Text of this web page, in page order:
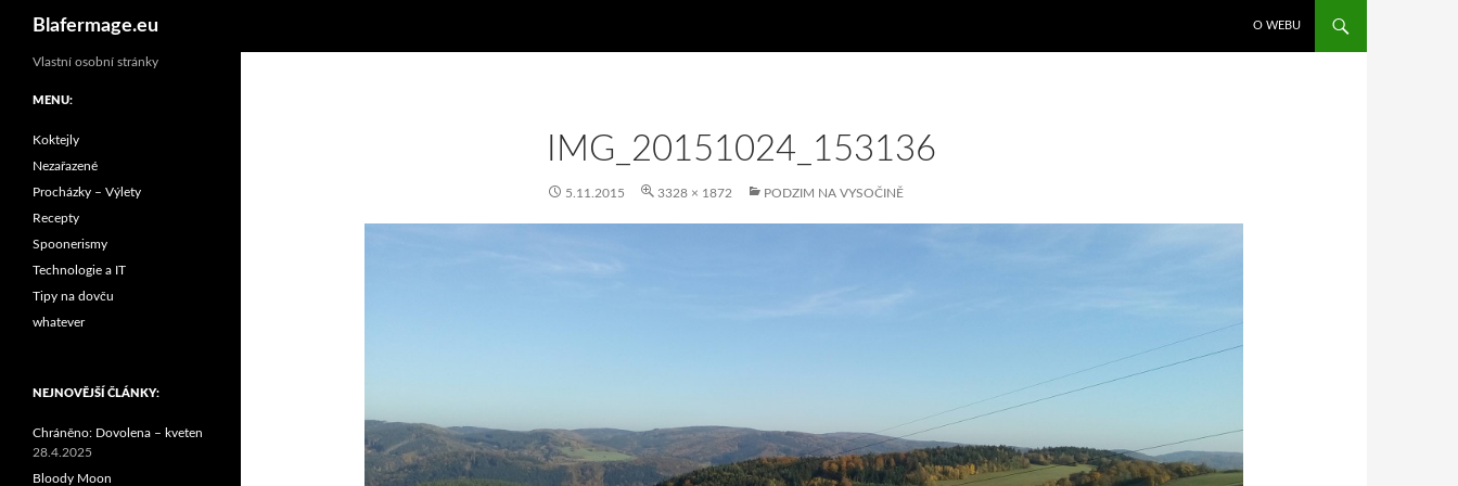
Blafermage.eu
O WEBU
IMG_20151024_153136
5.11.2015 3328 × 1872 PODZIM NA VYSOČINĚ
Vlastní osobní stránky
MENU:
Koktejly
Nezařazené
Procházky – Výlety
Recepty
Spoonerismy
Technologie a IT
Tipy na dovču
whatever
NEJNOVĚJŠÍ ČLÁNKY:
Chráněno: Dovolena – kveten
28.4.2025
Bloody Moon